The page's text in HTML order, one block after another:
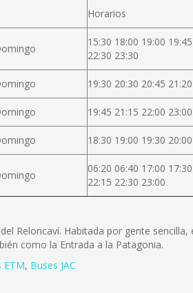
Horarios
15:30 18:00 19:00
22:30 23:30
19:30 20:30 20:45 21:20
19:45 21:15 22:00 23:00
18:30 19:00 19:30
06:20 06:40 17:00
22:15 22:30 23:00
Reloncaví. Habitada por gente
como la Entrada a la Patagonia.
ETM, Buses JAC